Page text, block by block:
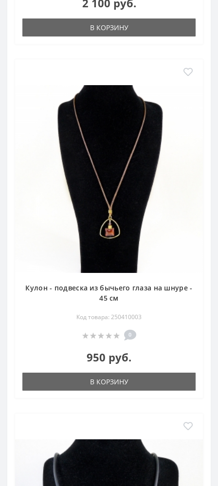
2 100 руб.
В КОРЗИНУ
Кулон - подвеска из бычьего глаза на шнуре -
45 см
Код товара: 250410003
0
950 руб.
В КОРЗИНУ